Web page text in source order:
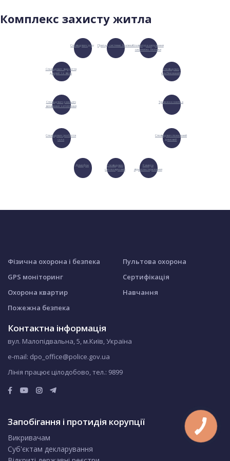
Комплекс захисту житла
Сповіщувач руху Прилад системи безпекиКлавіатура керування
системою безпеки
Сповіщувач
комбінований
Тривожна кнопка
Сповіщувач пожежний
димовий
Камера
відеоспостереження
Сповіщувач
світлозвуковий
Домофон
Сповіщувач розбиття
скла
Сповіщувач раннього
виявлення затоплення
Сповіщувач відкриття
дверей та вікон
Фізична охорона і безпека
GPS моніторинг
Охорона квартир
Пожежна безпека
Пультова охорона
Сертифікація
Навчання
Контактна інформація
вул. Малопідвальна, 5, м.Київ, Україна
e-mail: dpo_office@police.gov.ua
Лінія працює цілодобово, тел.: 9899
Запобігання і протидія корупції
Викривачам
Суб'єктам декларування